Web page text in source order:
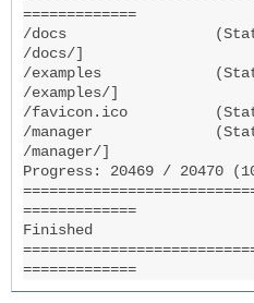
=============
/docs
/docs/]
/examples
/examples/]
/favicon.ico
/manager
/manager/]
Progress: 20469 / 20470
=============
Finished
=============